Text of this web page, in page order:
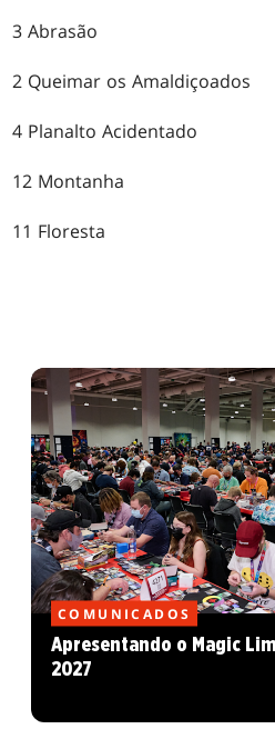
3 Abrasão
2 Queimar os Amaldiçoados
4 Planalto Acidentado
12 Montanha
11 Floresta
COMUNICADOS
Apresentando o Magic
2027